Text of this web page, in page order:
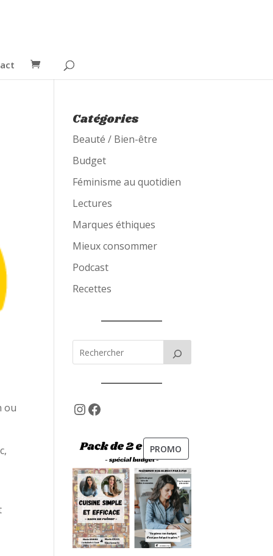
ou
Catégories
Beauté / Bien-être
Budget
Féminisme au quotidien
Lectures
Marques éthiques
Mieux consommer
Podcast
Recettes
Instagram
Facebook
PROMO
PROMOTION